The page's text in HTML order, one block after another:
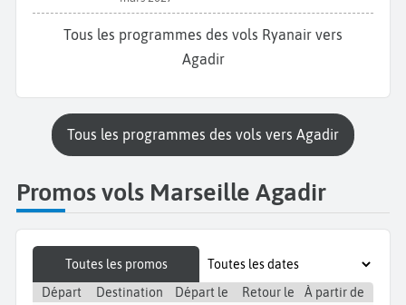
Tous les programmes des vols Ryanair vers
Agadir
Tous les programmes des vols vers Agadir
Promos vols Marseille Agadir
Toutes les promos
Départ
Destination Départ le Retour le À partir de